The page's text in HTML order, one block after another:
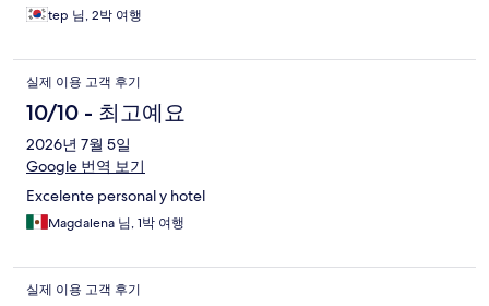
tep 님, 2박 여행
실제 이용 고객 후기
10/10 - 최고예요
2026년 7월 5일
Google 번역 보기
Excelente personal y hotel
Magdalena 님, 1박 여행
실제 이용 고객 후기